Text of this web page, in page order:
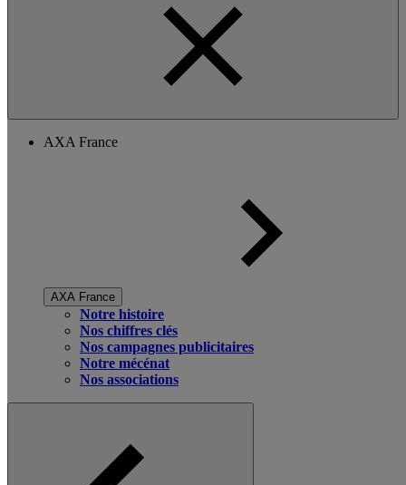
AXA France
AXA France
Notre histoire
Nos chiffres clés
Nos campagnes publicitaires
Notre mécénat
Nos associations